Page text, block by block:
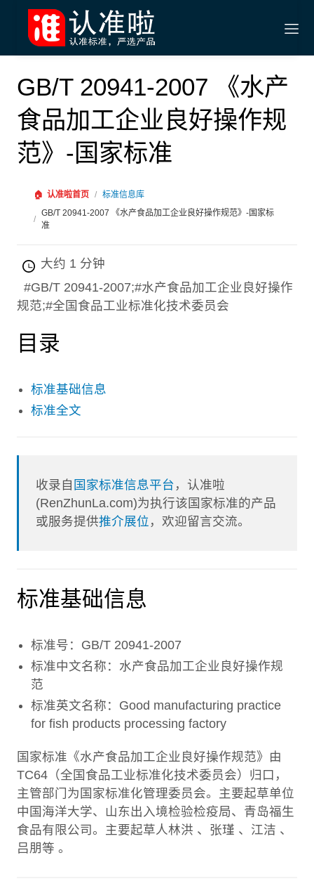
GB/T 20941-2007 《水产
食品加工企业良好操作规
范》-国家标准
🏠 认准啦首页 / 标准信息库
/
GB/T 20941-2007 《水产食品加工企业良好操作规范》-国家标
准
大约 1 分钟
#GB/T 20941-2007;#水产食品加工企业良好操作
规范;#全国食品工业标准化技术委员会
目录
标准基础信息
标准全文
收录自 国家标准信息平台 ，认准啦
(RenZhunLa.com)为执行该国家标准的产品
或服务提供推介展位 ，欢迎留言交流。
标准基础信息
标准号：GB/T 20941-2007
标准中文名称：水产食品加工企业良好操作规
范
标准英文名称：Good manufacturing practice
for fish products processing factory
国家标准《水产食品加工企业良好操作规范》由
TC64（全国食品工业标准化技术委员会）归口，
主管部门为国家标准化管理委员会。主要起草单位
中国海洋大学、山东出入境检验检疫局、青岛福生
食品有限公司。主要起草人林洪 、张瑾 、江洁 、
吕朋等 。